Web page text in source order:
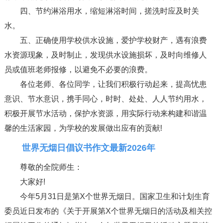
四、节约淋浴用水，缩短淋浴时间，搓洗时应及时关
水。
五、正确使用学校供水设施，爱护学校财产，遇有浪费
水资源现象，及时制止，发现供水设施损坏，及时向维修人
员或值班老师报修，以避免不必要的浪费。
各位老师、各位同学，让我们积极行动起来，提高忧患
意识、节水意识，携手同心，时时、处处、人人节约用水，
积极开展节水活动，保护水资源，用实际行动来构建和谐温
馨的生活家园，为学校的发展做出应有的贡献!
世界无烟日倡议书作文最新2026年
尊敬的全院师生：
大家好!
今年5月31日是第X个世界无烟日。国家卫生和计划生育
委员近日发布的《关于开展第X个世界无烟日的活动及相关控